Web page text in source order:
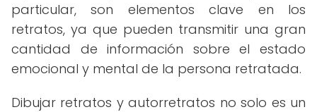
particular, son elementos clave en los
retratos, ya que pueden transmitir una gran
cantidad de información sobre el estado
emocional y mental de la persona retratada.
Dibujar retratos y autorretratos no solo es un